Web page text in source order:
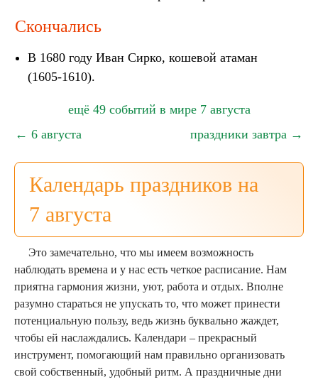
Скончались
В 1680 году Иван Сирко, кошевой атаман
(1605-1610).
ещё 49 событий в мире 7 августа
← 6 августа
праздники завтра →
Календарь праздников на
7 августа
Это замечательно, что мы имеем возможность
наблюдать времена и у нас есть четкое расписание. Нам
приятна гармония жизни, уют, работа и отдых. Вполне
разумно стараться не упускать то, что может принести
потенциальную пользу, ведь жизнь буквально жаждет,
чтобы ей наслаждались. Календари – прекрасный
инструмент, помогающий нам правильно организовать
свой собственный, удобный ритм. А праздничные дни